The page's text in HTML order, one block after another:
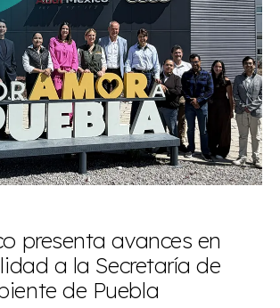
presenta avances en
a la Secretaría de
de Puebla